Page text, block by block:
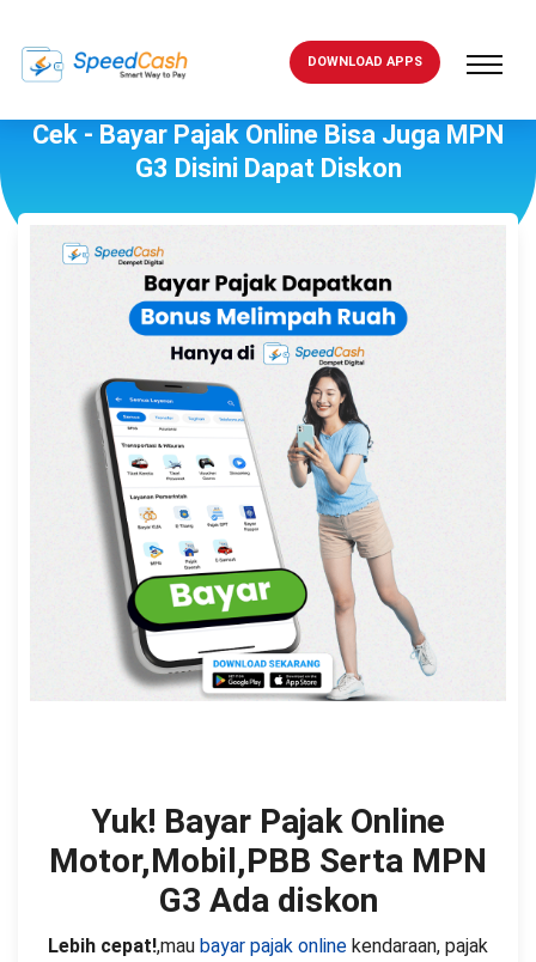
DOWNLOAD APPS
Cek - Bayar Pajak Online Bisa Juga MPN
G3 Disini Dapat Diskon
Yuk! Bayar Pajak Online
Motor,Mobil,PBB Serta MPN
G3 Ada diskon
Lebih cepat!,mau bayar pajak online kendaraan, pajak